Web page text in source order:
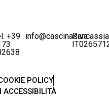
+39
P.iva
POLICY
ACCESSIBILITÀ